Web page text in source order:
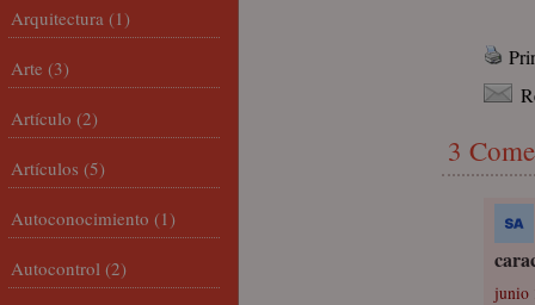
3
junio
Arquitectura (1)
Arte (3)
Artículo (2)
Artículos (5)
Autoconocimiento (1)
Autocontrol (2)